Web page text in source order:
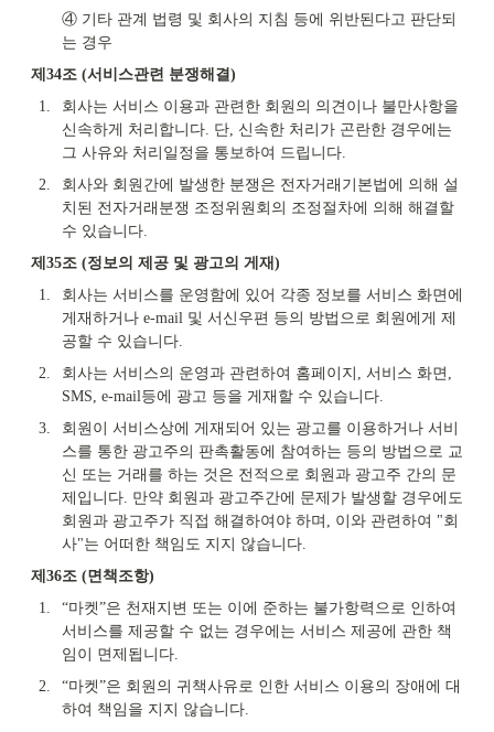
④ 기타 관계 법령 및 회사의 지침 등에 위반된다고 판단되
는 경우
제34조 (서비스관련 분쟁해결)
1.
회사는 서비스 이용과 관련한 회원의 의견이나 불만사항을
신속하게 처리합니다. 단, 신속한 처리가 곤란한 경우에는
그 사유와 처리일정을 통보하여 드립니다.
2.
회사와 회원간에 발생한 분쟁은 전자거래기본법에 의해 설
치된 전자거래분쟁 조정위원회의 조정절차에 의해 해결할
수 있습니다.
제35조 (정보의 제공 및 광고의 게재)
1.
회사는 서비스를 운영함에 있어 각종 정보를 서비스 화면에
게재하거나 e-mail 및 서신우편 등의 방법으로 회원에게 제
공할 수 있습니다.
2.
회사는 서비스의 운영과 관련하여 홈페이지, 서비스 화면,
SMS, e-mail등에 광고 등을 게재할 수 있습니다.
3.
회원이 서비스상에 게재되어 있는 광고를 이용하거나 서비
스를 통한 광고주의 판촉활동에 참여하는 등의 방법으로 교
신 또는 거래를 하는 것은 전적으로 회원과 광고주 간의 문
제입니다. 만약 회원과 광고주간에 문제가 발생할 경우에도
회원과 광고주가 직접 해결하여야 하며, 이와 관련하여 "회
사"는 어떠한 책임도 지지 않습니다.
제36조 (면책조항)
1.
“마켓”은 천재지변 또는 이에 준하는 불가항력으로 인하여
서비스를 제공할 수 없는 경우에는 서비스 제공에 관한 책
임이 면제됩니다.
2.
“마켓”은 회원의 귀책사유로 인한 서비스 이용의 장애에 대
하여 책임을 지지 않습니다.